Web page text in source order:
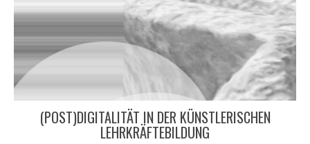
(POST)DIGITALITÄT IN DER KÜNSTLERISCHEN
LEHRKRÄFTEBILDUNG